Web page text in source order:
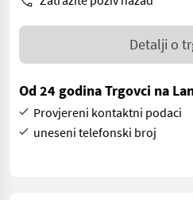
Detalji o
Od 24 godina Trgovci na
Provjereni kontaktni podaci
uneseni telefonski broj